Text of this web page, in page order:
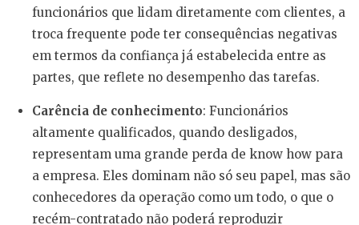
funcionários que lidam diretamente com clientes, a
troca frequente pode ter consequências negativas
em termos da confiança já estabelecida entre as
partes, que reflete no desempenho das tarefas.
Carência de conhecimento: Funcionários
altamente qualificados, quando desligados,
representam uma grande perda de know how para
a empresa. Eles dominam não só seu papel, mas são
conhecedores da operação como um todo, o que o
recém-contratado não poderá reproduzir